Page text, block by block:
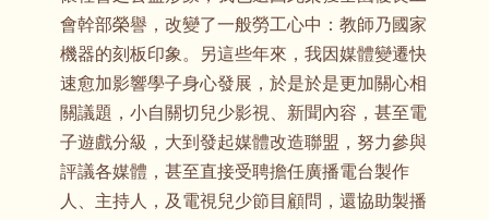
會幹部榮譽，改變了一般勞工心中：教師乃國家
機器的刻板印象。另這些年來，我因媒體變遷快
速愈加影響學子身心發展，於是於是更加關心相
關議題，小自關切兒少影視、新聞內容，甚至電
子遊戲分級，大到發起媒體改造聯盟，努力參與
評議各媒體，甚至直接受聘擔任廣播電台製作
人、主持人，及電視兒少節目顧問，還協助製播